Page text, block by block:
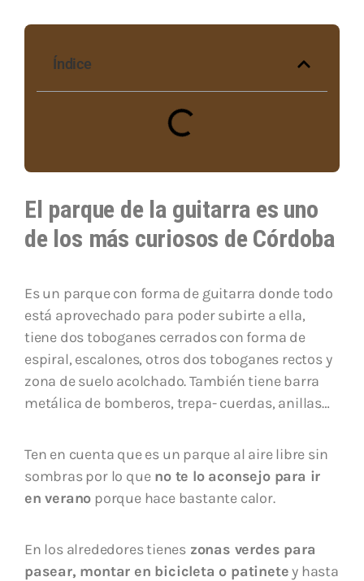
Índice
El parque de la guitarra es uno
de los más curiosos de Córdoba
Es un parque con forma de guitarra donde todo
está aprovechado para poder subirte a ella,
tiene dos toboganes cerrados con forma de
espiral, escalones, otros dos toboganes rectos y
zona de suelo acolchado. También tiene barra
metálica de bomberos, trepa- cuerdas, anillas…
Ten en cuenta que es un parque al aire libre sin
sombras por lo queno te lo aconsejo para ir
en verano porque hace bastante calor.
En los alrededores tienes zonas verdes para
pasear, montar en bicicleta o patinetey hasta